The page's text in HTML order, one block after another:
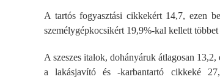
A tartós fogyasztási cikkekért 14,7, ezen
személygépkocsikért 19,9%-kal kellett
A szeszes italok, dohányáruk átlagosan
a lakásjavító és -karbantartó cikkeké